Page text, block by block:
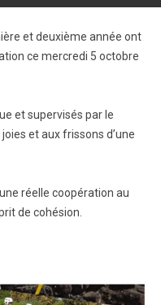
et deuxième année ont
ce mercredi 5 octobre
et supervisés par le
et aux frissons d’une
réelle coopération au
de cohésion.